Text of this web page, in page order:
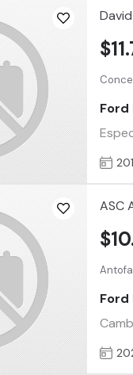
David
Ford
ASC
Ford